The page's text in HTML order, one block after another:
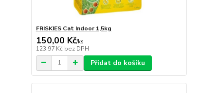
FRISKIES Cat Indoor 1,5kg
150,00 Kč/ks
123,97 Kč bez DPH
Přidat do košíku